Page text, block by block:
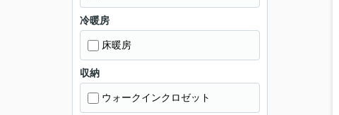
冷暖房
床暖房
収納
ウォークインクロゼット